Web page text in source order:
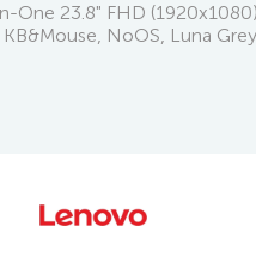
23.8" FHD
NoOS, Luna